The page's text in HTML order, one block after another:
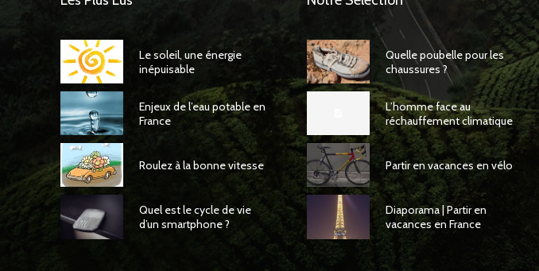
Le soleil, une énergie
inépuisable
Enjeux de l’eau potable en
France
Roulez à la bonne vitesse
Quel est le cycle de vie
d’un smartphone ?
Quelle poubelle pour les
chaussures ?
L’homme face au
réchauffement climatique
Partir en vacances en vélo
Diaporama | Partir en
vacances en France